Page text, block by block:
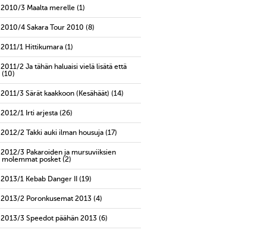
2010/3 Maalta merelle (1)
2010/4 Sakara Tour 2010 (8)
2011/1 Hittikumara (1)
2011/2 Ja tähän haluaisi vielä lisätä että
(10)
2011/3 Särät kaakkoon (Kesähäät) (14)
2012/1 Irti arjesta (26)
2012/2 Takki auki ilman housuja (17)
2012/3 Pakaroiden ja mursuviiksien
molemmat posket (2)
2013/1 Kebab Danger II (19)
2013/2 Poronkusemat 2013 (4)
2013/3 Speedot päähän 2013 (6)